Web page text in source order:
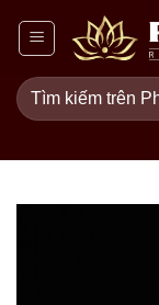
dung
Tìm
kiếm: